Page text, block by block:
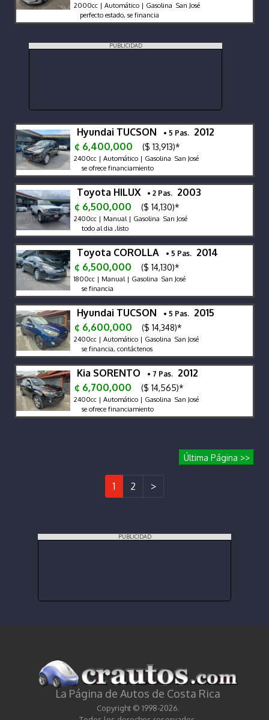
2000cc | Automático | Gasolina San José
perfecto estado, se financia
PUBLICIDAD
Hyundai TUCSON • 5 Pas. 2012
¢ 6,400,000
($ 13,913)*
2400cc | Automático | Gasolina San José
se ofrece financiamiento
Toyota HILUX • 2 Pas. 2003
¢ 6,500,000
($ 14,130)*
2400cc | Manual | Gasolina San José
todo al dia ,listo
Toyota COROLLA • 5 Pas. 2014
¢ 6,500,000
($ 14,130)*
1800cc | Manual | Gasolina San José
se financia
Hyundai TUCSON • 5 Pas. 2015
¢ 6,600,000
($ 14,348)*
2400cc | Automático | Gasolina San José
se financia, contáctenos
Kia SORENTO • 7 Pas. 2012
¢ 6,700,000
($ 14,565)*
2400cc | Automático | Gasolina San José
se ofrece financiamiento
Última Página >>
1 2 >
PUBLICIDAD
La Página de Autos de Costa Rica
Copyright © 1998-2026.